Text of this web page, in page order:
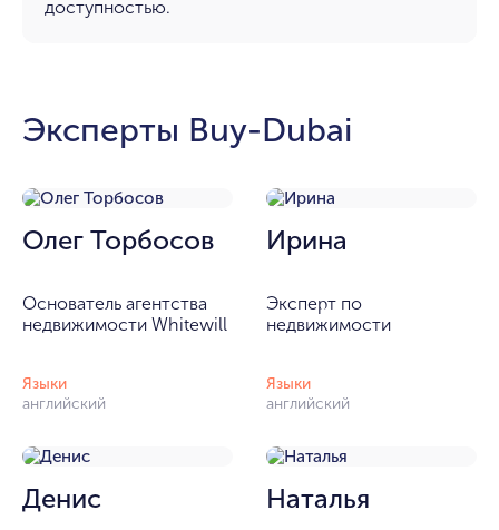
доступностью.
Эксперты Buy-Dubai
Олег Торбосов
Основатель агентства
недвижимости Whitewill
Языки
английский
Ирина
Эксперт по
недвижимости
Языки
английский
Денис Наталья